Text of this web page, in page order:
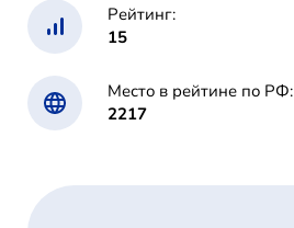
Рейтинг:
15
Место в рейтине по РФ:
2217